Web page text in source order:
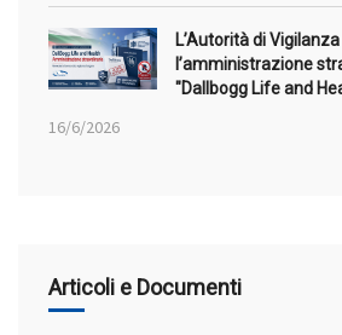
L’Autorità di
l’amministrazione
"Dallbogg Life and
16/6/2026
Articoli e Documenti